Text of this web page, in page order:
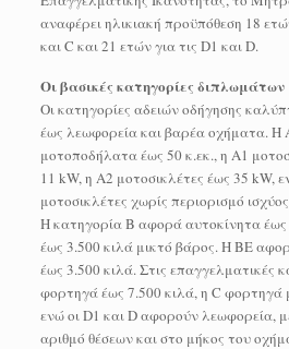
αναφέρει ηλικιακή προϋπόθεση 18
και C και 21 ετών για τις D1 και D.
Οι βασικές κατηγορίες διπλωμάτων
Οι κατηγορίες αδειών οδήγησης
έως λεωφορεία και βαρέα οχήματα.
μοτοποδήλατα έως 50 κ.εκ., η A1
11 kW, η A2 μοτοσικλέτες έως 35 kW,
μοτοσικλέτες χωρίς περιορισμό
Η κατηγορία Β αφορά αυτοκίνητα έως
έως 3.500 κιλά μικτό βάρος. Η ΒΕ
έως 3.500 κιλά. Στις επαγγελματικές
φορτηγά έως 7.500 κιλά, η C φορτηγά
ενώ οι D1 και D αφορούν λεωφορεία,
αριθμό θέσεων και στο μήκος του